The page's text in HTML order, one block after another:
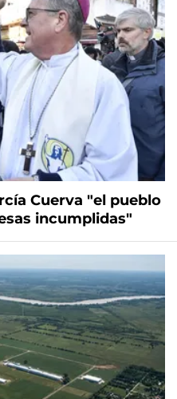
Cuerva "el pueblo
incumplidas"